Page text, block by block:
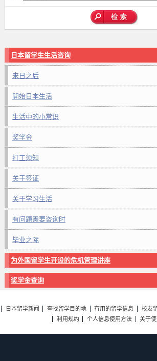
日本留学生生活咨询
来日之后
開始日本生活
生活中的小常识
奖学金
打工须知
关于签证
关于学习生活
有问题需要咨询时
毕业之际
为外国留学生开设的危机管理讲座
奖学金查询
日本留学新闻 查找留学目的地 有用的留学信息 校友
利用规约
个人信息使用方法 关于